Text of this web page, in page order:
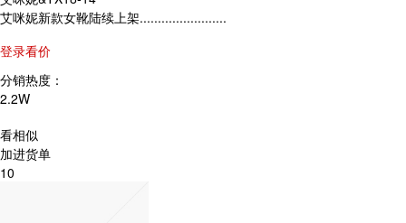
艾咪妮新款女靴陆续上架........................
登录看价
分销热度：
2.2W
看相似
加进货单
10